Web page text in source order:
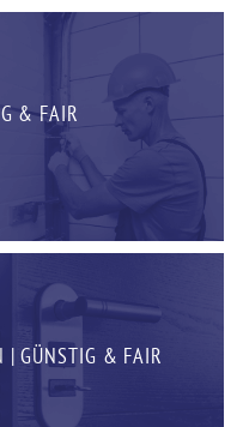
& FAIR
| GÜNSTIG & FAIR